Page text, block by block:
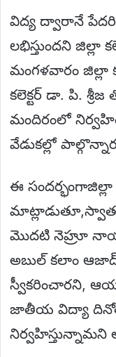
విద్య ద్వారానే
లభిస్తుందని జిల్లా
మంగళవారం జిల్లా
కలెక్టర్ డా. పి.
మందిరంలో
వేడుకల్లో
ఈ సందర్భంగాజిల్లా
మొదటి నెహ్రూ
అబుల్ కలాం
స్వీకరించారని,
జాతీయ విద్యా
నిర్వహిస్తున్నామని